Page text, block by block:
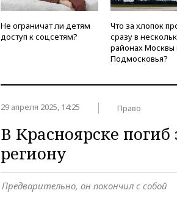
Не ограничат ли детям
доступ к соцсетям?
Что за хлопок
сразу в
районах Москвы
Подмосковья?
29 апреля 2025, 14:25 Право
В Красноярске
региону
Предварительно, он покончил с собой